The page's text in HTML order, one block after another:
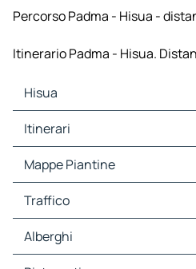
Percorso Padma - Hisua -
Itinerario Padma - Hisua.
Hisua
Hisua Mappe Piantine
Hisua Traffico
Hisua Alberghi
Hisua Ristoranti
Hisua Stazioni-di-servizio
Itinerari
Itinerari Hisua - Nawada
Mappe Piantine
Mappe Piantine Nawada
Traffico
Traffico Nawada
Alberghi
Alberghi Nawada